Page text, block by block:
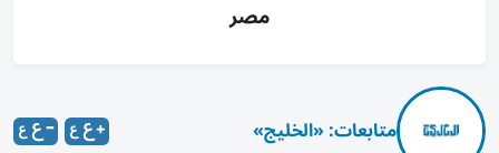
مصر
متابعات: «الخليج»